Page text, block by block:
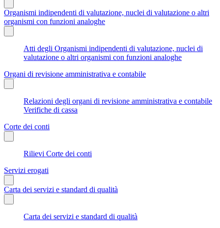
Organismi indipendenti di valutazione, nuclei di valutazione o altri
organismi con funzioni analoghe
Atti degli Organismi indipendenti di valutazione, nuclei di
valutazione o altri organismi con funzioni analoghe
Organi di revisione amministrativa e contabile
Relazioni degli organi di revisione amministrativa e contabile
Verifiche di cassa
Corte dei conti
Rilievi Corte dei conti
Servizi erogati
Carta dei servizi e standard di qualità
Carta dei servizi e standard di qualità